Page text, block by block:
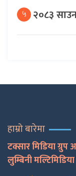
५ २०८३
हाम्रो बारेमा
टक्सार मिडिया ग्रुप
लुम्बिनी